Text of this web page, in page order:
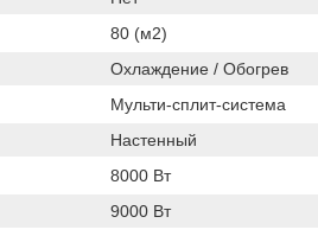
80 (м2)
Охлаждение / Обогрев
Мульти-сплит-система
Настенный
8000 Вт
9000 Вт